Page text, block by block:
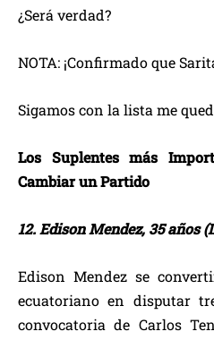
¿Será verdad?
NOTA: ¡Confirmado que
Sigamos con la lista me
Los Suplentes más
Cambiar un Partido
12. Edison Mendez, 35 años
Edison Mendez se
ecuatoriano en disputar
convocatoria de Carlos